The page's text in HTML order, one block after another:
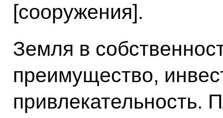
[сооружения].
Земля в
преимущество,
привлекательность.